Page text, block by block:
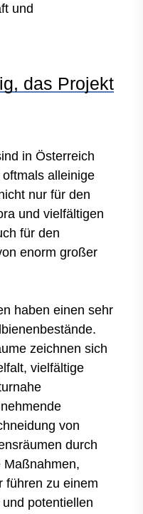
und
das Projekt
in Österreich
alleinige
nur für den
und vielfältigen
für den
enorm großer
haben einen sehr
zeichnen sich
vielfältige
von
durch
Maßnahmen,
führen zu einem
potentiellen